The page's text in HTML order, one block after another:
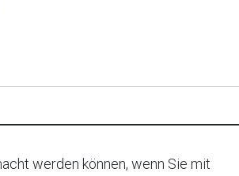
werden können, wenn Sie mit